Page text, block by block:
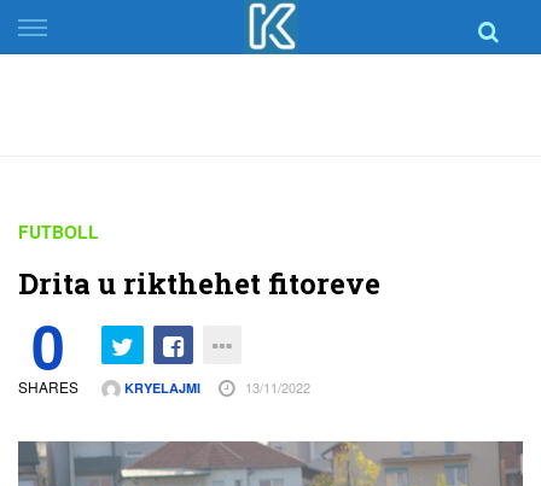
Skip
to
FUTBOLL
Drita u rikthehet fitoreve
0
SHARES KRYELAJMI 13/11/2022